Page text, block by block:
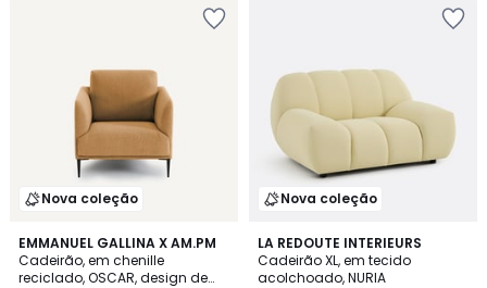
Nova coleção
EMMANUEL GALLINA X AM.PM
Cadeirão, em chenille
reciclado, OSCAR, design de
3
Cores
Nova coleção
LA REDOUTE INTERIEURS
Cadeirão XL, em tecido
acolchoado, NURIA
3
Cores